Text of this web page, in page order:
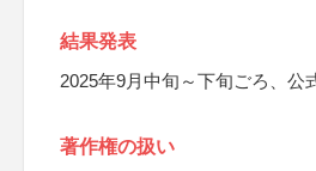
結果発表
2025年9月中旬～下旬ごろ、公
著作権の扱い